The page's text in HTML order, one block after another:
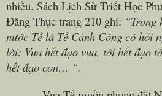
nhiều. Sách Lịch Sử Triết Học
Đăng Thục trang 210 ghi: “Trong
nước Tề là Tề Cảnh Công có hỏi
lời: Vua hết đạo vua, tôi hết đạo
hết đạo con… “.